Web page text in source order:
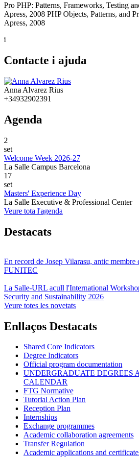
Pro PHP: Patterns, Frameworks, Testing
Apress, 2008 PHP Objects, Patterns, and
Apress, 2008
i
Contacte i ajuda
Anna Alvarez Rius
+34932902391
Agenda
2
set
Welcome Week 2026-27
La Salle Campus Barcelona
17
set
Masters' Experience Day
La Salle Executive & Professional Center
Veure tota l'agenda
Destacats
En record de Josep Vilarasu, antic membre
FUNITEC
La Salle-URL acull l'International
Security and Sustainability 2026
Veure totes les novetats
Enllaços Destacats
Shared Core Indicators
Degree Indicators
Official program documentation
UNDERGRADUATE DEGREES
CALENDAR
FTG Normative
Tutorial Action Plan
Reception Plan
Internships
Exchange programmes
Academic collaboration agreements
Transfer Regulation
Academic applications and